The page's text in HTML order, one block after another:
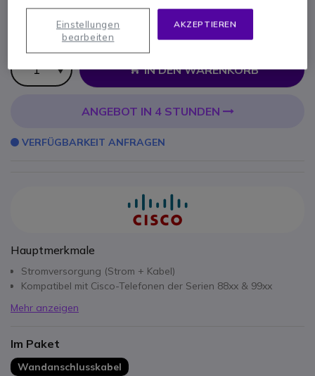
Stromversorgung für Cisco 88xx, 99XX
59,95 € 71,34 €
IN DEN WARENKORB
ANGEBOT IN 4 STUNDEN
VERFÜGBARKEIT ANFRAGEN
Hauptmerkmale
Stromversorgung (Strom + Kabel)
Kompatibel mit Cisco-Telefonen der Serien 88xx & 99xx
Mehr anzeigen
Im Paket
Wandanschlusskabel
AKZEPTIEREN
Einstellungen
bearbeiten